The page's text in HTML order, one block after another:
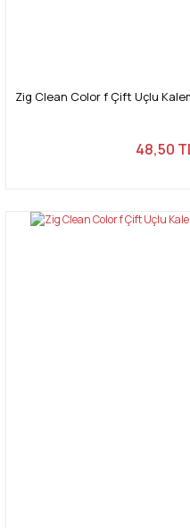
Zig Clean Color f Çift Uçlu
48,50